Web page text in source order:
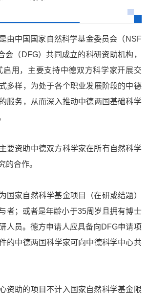
由中国国家自然科学基金委员会（NSF
会（DFG）共同成立的科研资助机构，
启用，主要支持中德双方科学家开展交
多样，为处于各个职业发展阶段的中德
服务，从而深入推动中德两国基础科学
要资助中德双方科学家在所有自然科学
的合作。
国家自然科学基金项目（在研或结题）
者；或者是年龄小于35周岁且拥有博士
人员。德方申请人应具备向DFG申请项
的中德两国科学家可向中德科学中心共
资助的项目不计入国家自然科学基金限